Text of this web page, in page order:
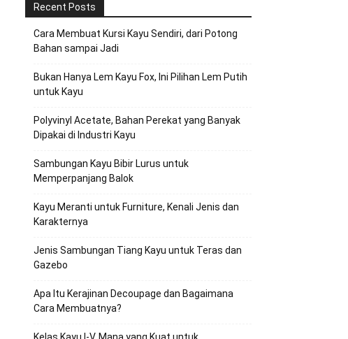
Recent Posts
Cara Membuat Kursi Kayu Sendiri, dari Potong
Bahan sampai Jadi
Bukan Hanya Lem Kayu Fox, Ini Pilihan Lem Putih
untuk Kayu
Polyvinyl Acetate, Bahan Perekat yang Banyak
Dipakai di Industri Kayu
Sambungan Kayu Bibir Lurus untuk
Memperpanjang Balok
Kayu Meranti untuk Furniture, Kenali Jenis dan
Karakternya
Jenis Sambungan Tiang Kayu untuk Teras dan
Gazebo
Apa Itu Kerajinan Decoupage dan Bagaimana
Cara Membuatnya?